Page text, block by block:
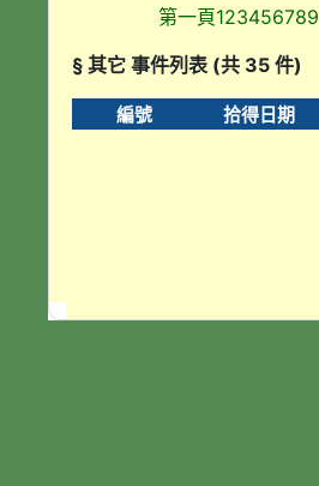
第一頁123456789
§ 其它 事件列表 (共 35 件)
編號 拾得日期